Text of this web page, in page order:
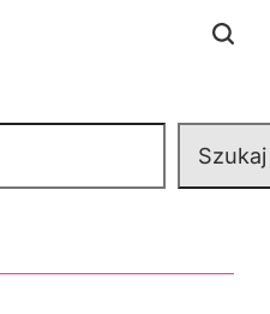
Szukaj